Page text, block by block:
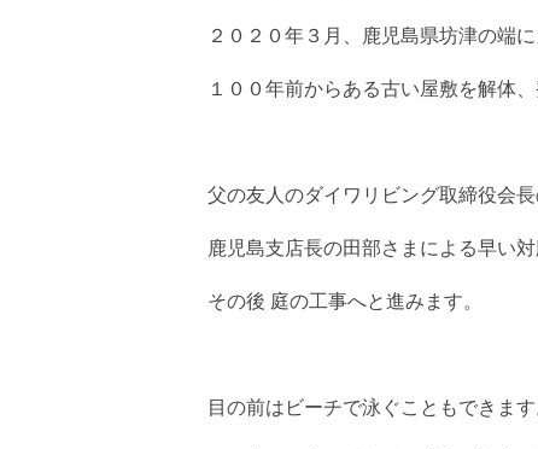
２０２０年３月、鹿児島県坊津の端
１００年前からある古い屋敷を解体
父の友人のダイワリビング取締役会
鹿児島支店長の田部さまによる早い
その後 庭の工事へと進みます。
目の前はビーチで泳ぐこともできま